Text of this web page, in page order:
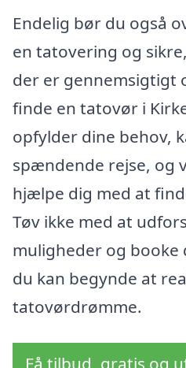
Endelig bør du også
en tatovering og
der er
finde en tatovør i
opfylder dine behov,
spændende rejse, og
hjælpe dig med at
Tøv ikke med at
muligheder og booke
du kan begynde at
tatovørdrømme.
Få tilbud, gratis og